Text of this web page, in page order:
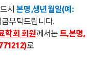
드시본명,생년월일(예:
부탁드립니다.
학회 회원께서는 트,본명,
로